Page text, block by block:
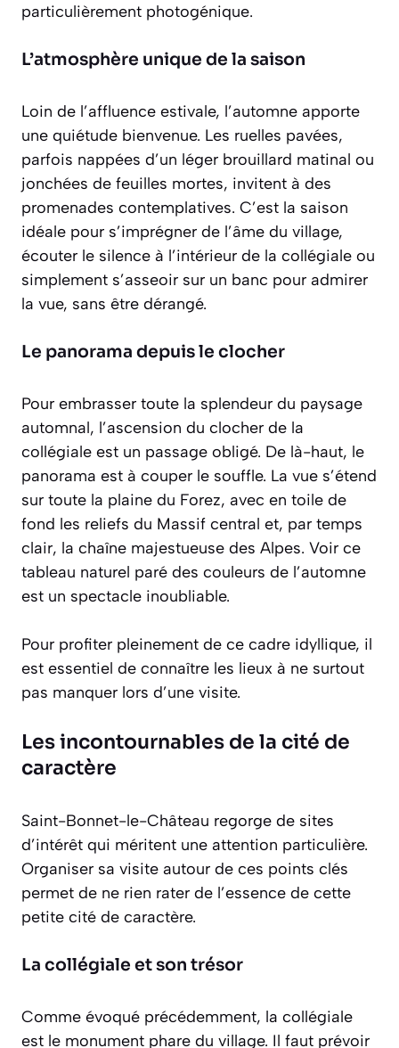
particulièrement photogénique.
L’atmosphère unique de la saison
Loin de l’affluence estivale, l’automne apporte
une quiétude bienvenue. Les ruelles pavées,
parfois nappées d’un léger brouillard matinal ou
jonchées de feuilles mortes, invitent à des
promenades contemplatives. C’est la saison
idéale pour s’imprégner de l’âme du village,
écouter le silence à l’intérieur de la collégiale ou
simplement s’asseoir sur un banc pour admirer
la vue, sans être dérangé.
Le panorama depuis le clocher
Pour embrasser toute la splendeur du paysage
automnal, l’ascension du clocher de la
collégiale est un passage obligé. De là-haut, le
panorama est à couper le souffle. La vue s’étend
sur toute la plaine du Forez, avec en toile de
fond les reliefs du Massif central et, par temps
clair, la chaîne majestueuse des Alpes. Voir ce
tableau naturel paré des couleurs de l’automne
est un spectacle inoubliable.
Pour profiter pleinement de ce cadre idyllique, il
est essentiel de connaître les lieux à ne surtout
pas manquer lors d’une visite.
Les incontournables de la cité de
caractère
Saint-Bonnet-le-Château regorge de sites
d’intérêt qui méritent une attention particulière.
Organiser sa visite autour de ces points clés
permet de ne rien rater de l’essence de cette
petite cité de caractère.
La collégiale et son trésor
Comme évoqué précédemment, la collégiale
est le monument phare du village. Il faut prévoir